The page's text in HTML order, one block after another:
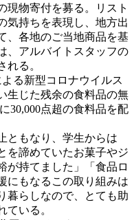
現物寄付を募る。リスト
気持ちを表現し、地方出
、各地のご当地商品を基
、アルバイトスタッフの
れる。
る新型コロナウイルス
生じた残余の食料品の無
30,000点超の食料品を配
ともなり、 学生からは
を諦めていたお菓子やジ
が持てました」「食品ロ
にもなるこの取り組みは
暮らしなので、とても助
ている。